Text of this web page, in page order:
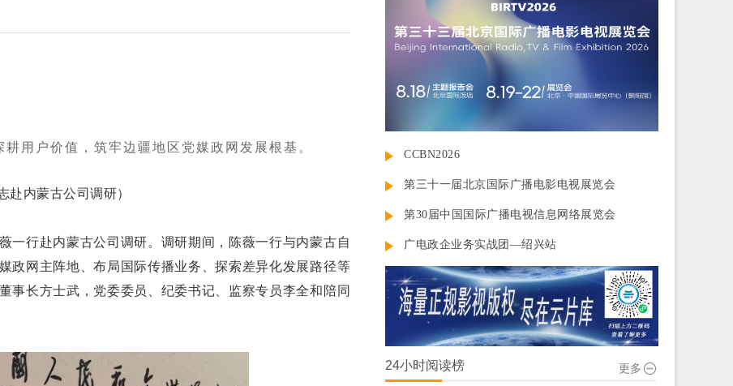
用户价值，筑牢边疆地区党媒政网发展根基。
内蒙古公司调研）
行赴内蒙古公司调研。调研期间，陈薇一行与内蒙古自
政网主阵地、布局国际传播业务、探索差异化发展路径等
事长方士武，党委委员、纪委书记、监察专员李全和陪同
CCBN2026
第三十一届北京国际广播电影电视展览会
第30届中国国际广播电视信息网络展览会
广电政企业务实战团—绍兴站
24小时阅读榜 更多